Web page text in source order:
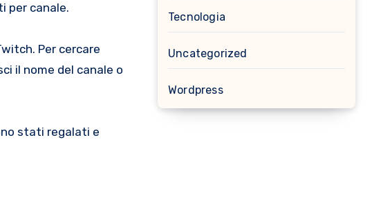
per canale.
Per cercare
il nome del canale o
stati regalati e
Tecnologia
Uncategorized
Wordpress